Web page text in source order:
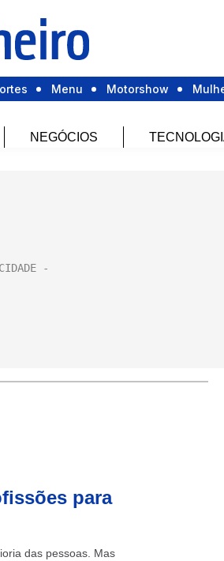
Menu Motorshow
NEGÓCIOS
para
das pessoas. Mas